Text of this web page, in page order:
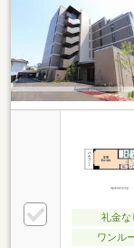
礼金な
ワンル